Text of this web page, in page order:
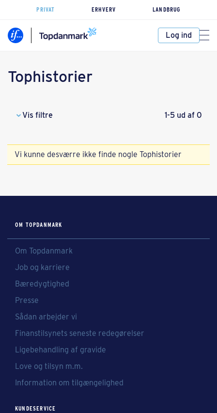
PRIVAT ERHVERV LANDBRUG
Log ind
Tophistorier
Vis filtre 1-5 ud af 0
Vi kunne desværre ikke finde nogle Tophistorier
OM TOPDANMARK
Om Topdanmark
Job og karriere
Bæredygtighed
Presse
Sådan arbejder vi
Finanstilsynets seneste redegørelser
Ligebehandling af gravide
Love og tilsyn m.m.
Information om tilgængelighed
KUNDESERVICE